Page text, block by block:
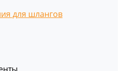
для шлангов